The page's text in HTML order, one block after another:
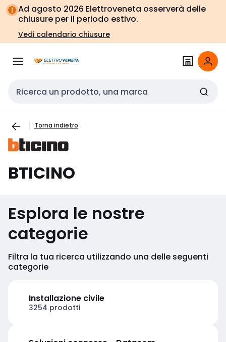
Vai alla
navigazione
Vai
alla
pagina
Ad agosto 2026 Elettroveneta osserverà delle
chiusure per il periodo estivo.
Vedi calendario chiusure
Cerca input
Torna indietro
BTICINO
Esplora le nostre
categorie
Filtra la tua ricerca utilizzando una delle seguenti
categorie
Installazione civile
3254 prodotti